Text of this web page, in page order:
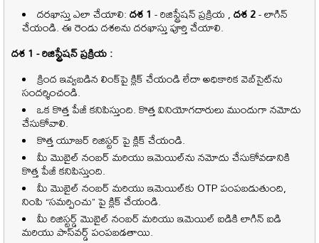
దరఖాస్తు ఎలా చేయాలి:దశ 1 - రిజిస్ట్రేషన్ ప్రక్రియ ,దశ 2- లాగిన్
చేయండి. ఈ రెండు దశలను దరఖాస్తు పూర్తి చేయాలి.
దశ 1 - రిజిస్ట్రేషన్ ప్రక్రియ :
క్రింద ఇవ్వబడిన లింక్‌పై క్లిక్ చేయండి లేదా అధికారిక వెబ్‌సైట్‌ను
సందర్శించండి.
ఒక కొత్త పేజీ కనిపిస్తుంది. కొత్త వినియోగదారులు ముందుగా నమోదు
చేసుకోవాలి.
కొత్త యూజర్ రిజిస్టర్ పై క్లిక్ చేయండి.
మీ మొబైల్ నంబర్ మరియు ఇమెయిల్‌ను నమోదు చేసుకోవడానికి
కొత్త పేజీ కనిపిస్తుంది.
మీ మొబైల్ నంబర్ మరియు ఇమెయిల్‌కు OTP పంపబడుతుంది,
నింపి “సమర్పించు” పై క్లిక్ చేయండి.
మీ రిజిస్టర్డ్ మొబైల్ నంబర్ మరియు ఇమెయిల్ ఐడికి లాగిన్ ఐడి
మరియు పాస్‌వర్డ్ పంపబడతాయి.